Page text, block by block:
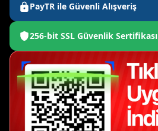
PayTR ile Güvenli Alışveriş
256-bit SSL Güvenlik Sertifikası